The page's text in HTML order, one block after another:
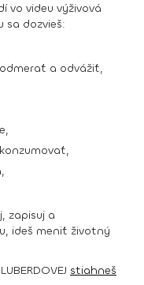
vo videu výživová
sa dozvieš:
a odvážiť,
zapisuj a
ideš meniť životný
stiahneš